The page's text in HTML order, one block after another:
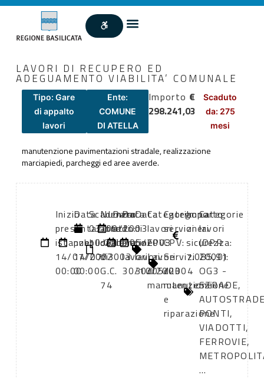
LAVORI DI RECUPERO ED
ADEGUAMENTO VIABILITA’ COMUNALE
Tipo: Gare
di appalto
lavori
Ente:
COMUNE
DI ATELLA
Importo €
298.241,03
Scaduto
da: 275
mesi
manutenzione pavimentazioni stradale, realizzazione
marciapiedi, parcheggi ed aree averde.
Inizio
presentazione
istanze:
14/07/2003
00:00
Data
di
pubblicazione:
14/07/2003
00:00
Scadenza:
03/09/2003
10:00
Numero
atto:
delibera
di
G.C.
74
Data
atto:
19/05/2003
Data
di
inizio
lavori:
30/10/2003
Data
di
fine
lavori:
30/05/2004
Categoria
lavori
CPV:
Lavori
di
manutenzione
Categoria
servizi
CPV:
Servizi
di
manutenzione
e
riparazione
Importo
oneri
sicurezza:
7.085,91
Categorie
lavori
(DPR
2000):
OG3 -
STRADE,
PONTI,
VIADOTTI,
FERROVIE,
...